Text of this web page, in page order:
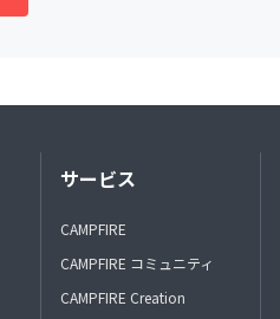
サービス
CAMPFIRE
CAMPFIRE コミュニティ
CAMPFIRE Creation